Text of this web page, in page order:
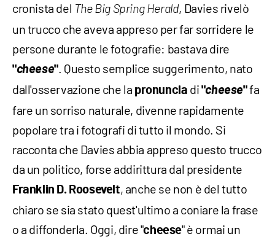
cronista del The Big Spring Herald, Davies rivelò
un trucco che aveva appreso per far sorridere le
persone durante le fotografie: bastava dire
"cheese". Questo semplice suggerimento, nato
dall'osservazione che la pronuncia di "cheese"fa
fare un sorriso naturale, divenne rapidamente
popolare tra i fotografi di tutto il mondo. Si
racconta che Davies abbia appreso questo trucco
da un politico, forse addirittura dal presidente
Franklin D. Roosevelt, anche se non è del tutto
chiaro se sia stato quest'ultimo a coniare la frase
o a diffonderla. Oggi, dire "cheese" è ormai un